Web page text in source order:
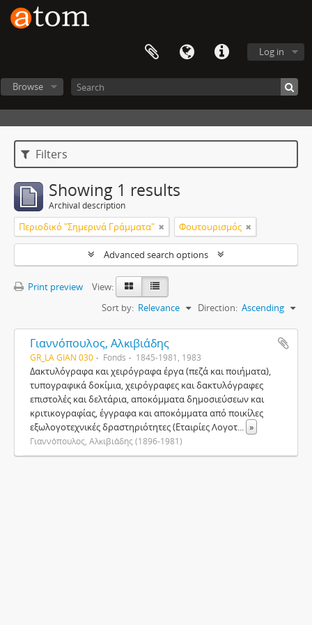
Log in
Browse
Filters
Showing 1 results
Archival description
Περιοδικό "Σημερινά Γράμματα" Φουτουρισμός
Advanced search options
Print preview
View:
Sort by: Relevance Direction: Ascending
Γιαννόπουλος, Αλκιβιάδης
GR_LA GIAN 030 Fonds 1845-1981, 1983
Δακτυλόγραφα και χειρόγραφα έργα (πεζά και ποιήματα),
τυπογραφικά δοκίμια, χειρόγραφες και δακτυλόγραφες
επιστολές και δελτάρια, αποκόμματα δημοσιεύσεων και
κριτικογραφίας, έγγραφα και αποκόμματα από ποικίλες
εξωλογοτεχνικές δραστηριότητες (Εταιρίες Λογοτ... »
Γιαννόπουλος, Αλκιβιάδης (1896-1981)